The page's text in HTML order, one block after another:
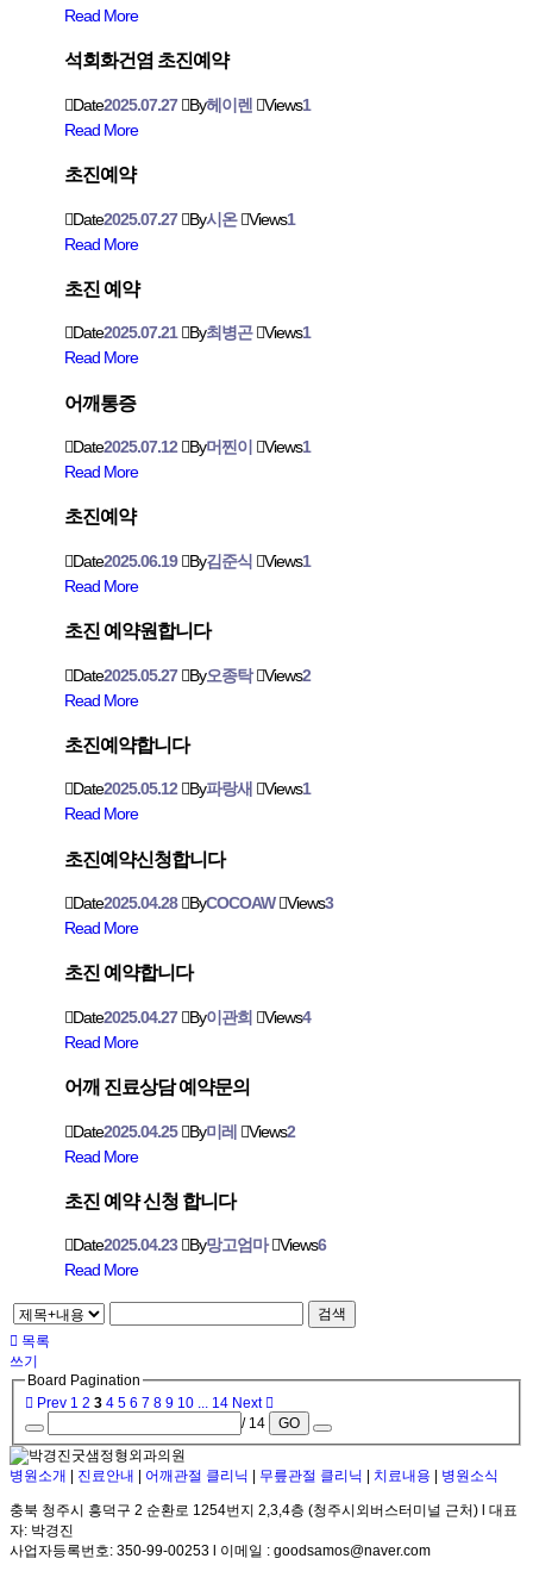
Read More
석회화건염 초진예약
Date2025.07.27 By헤이렌 Views1
Read More
초진예약
Date2025.07.27 By시온 Views1
Read More
초진 예약
Date2025.07.21 By최병곤 Views1
Read More
어깨통증
Date2025.07.12 By머찐이 Views1
Read More
초진예약
Date2025.06.19 By김준식 Views1
Read More
초진 예약원합니다
Date2025.05.27 By오종탁 Views2
Read More
초진예약합니다
Date2025.05.12 By파랑새 Views1
Read More
초진예약신청합니다
Date2025.04.28 ByCOCOAW Views3
Read More
초진 예약합니다
Date2025.04.27 By이관희 Views4
Read More
어깨 진료상담 예약문의
Date2025.04.25 By미레 Views2
Read More
초진 예약 신청 합니다
Date2025.04.23 By망고엄마 Views6
Read More
검색
목록
쓰기
Board Pagination
Prev 1 2 3 4 5 6 7 8 9 10 14 Next
/ 14
GO
병원소개 진료안내 어깨관절 클리닉 무릎관절 클리닉 치료내용 병원소식
충북 청주시 흥덕구 2 순환로 1254번지 2,3,4층 (청주시외버스터미널 근처) l 대표
자: 박경진
사업자등록번호: 350-99-00253 l 이메일 : goodsamos@naver.com